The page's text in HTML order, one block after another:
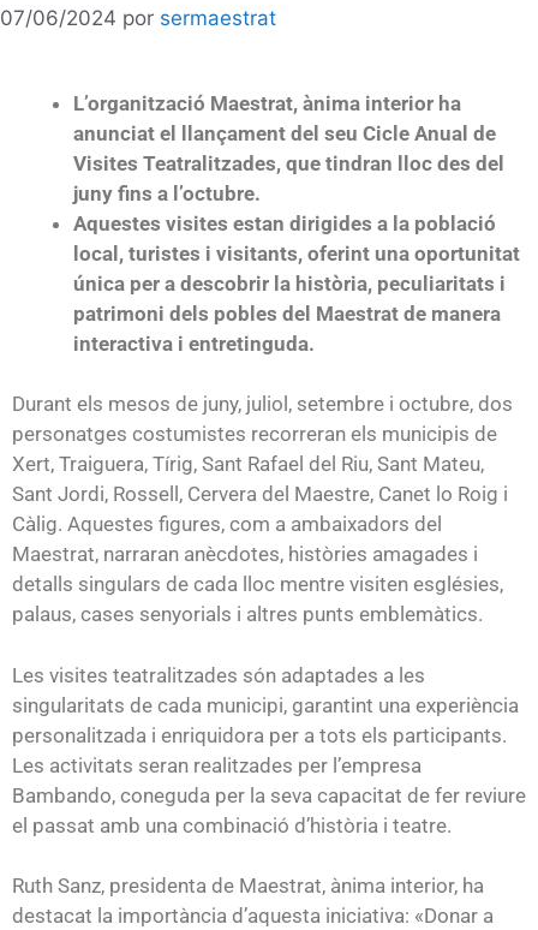
07/06/2024 por sermaestrat
L’organització Maestrat, ànima interior ha
anunciat el llançament del seu Cicle Anual de
Visites Teatralitzades, que tindran lloc des del
juny fins a l’octubre.
Aquestes visites estan dirigides a la població
local, turistes i visitants, oferint una oportunitat
única per a descobrir la història, peculiaritats i
patrimoni dels pobles del Maestrat de manera
interactiva i entretinguda.
Durant els mesos de juny, juliol, setembre i octubre, dos
personatges costumistes recorreran els municipis de
Xert, Traiguera, Tírig, Sant Rafael del Riu, Sant Mateu,
Sant Jordi, Rossell, Cervera del Maestre, Canet lo Roig i
Càlig. Aquestes figures, com a ambaixadors del
Maestrat, narraran anècdotes, històries amagades i
detalls singulars de cada lloc mentre visiten esglésies,
palaus, cases senyorials i altres punts emblemàtics.
Les visites teatralitzades són adaptades a les
singularitats de cada municipi, garantint una experiència
personalitzada i enriquidora per a tots els participants.
Les activitats seran realitzades per l’empresa
Bambando, coneguda per la seva capacitat de fer reviure
el passat amb una combinació d’història i teatre.
Ruth Sanz, presidenta de Maestrat, ànima interior, ha
destacat la importància d’aquesta iniciativa: «Donar a